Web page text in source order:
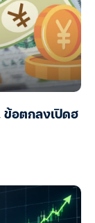
ข้อตกลงเปิดฮ